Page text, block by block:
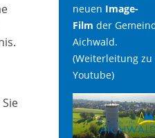
neuen Image-
Film der
Aichwald.
(Weiterleitung zu
Youtube)